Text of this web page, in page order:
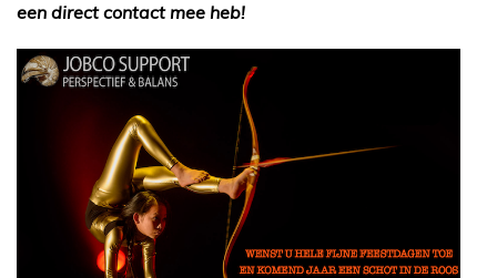
een direct contact mee heb!